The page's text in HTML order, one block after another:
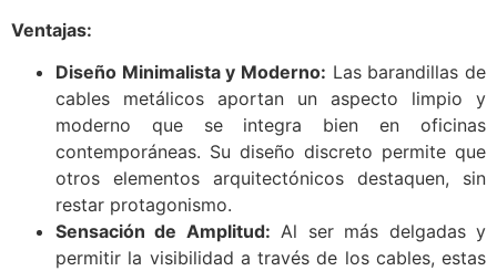
Ventajas:
Diseño Minimalista y Moderno: Las barandillas de
cables metálicos aportan un aspecto limpio y
moderno que se integra bien en oficinas
contemporáneas. Su diseño discreto permite que
otros elementos arquitectónicos destaquen, sin
restar protagonismo.
Sensación de Amplitud: Al ser más delgadas y
permitir la visibilidad a través de los cables, estas